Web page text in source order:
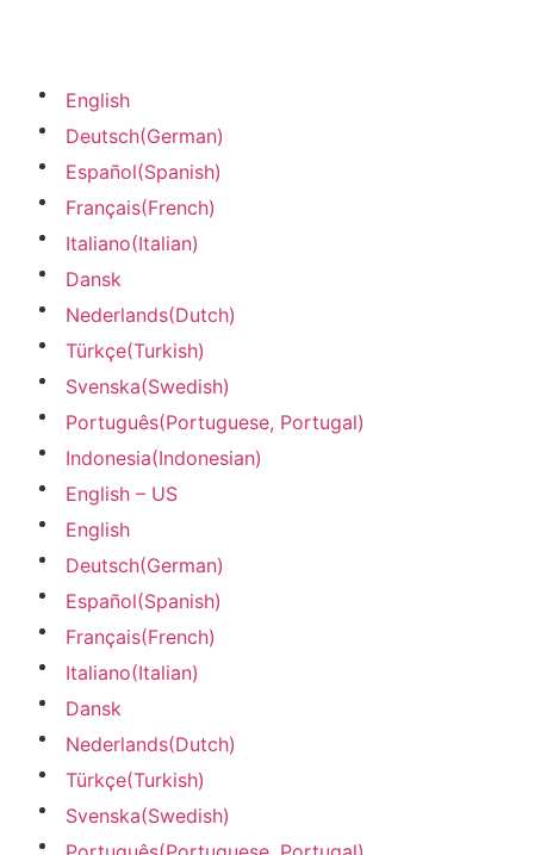
English
Deutsch(German)
Español(Spanish)
Français(French)
Italiano(Italian)
Dansk
Nederlands(Dutch)
Türkçe(Turkish)
Svenska(Swedish)
Português(Portuguese, Portugal)
Indonesia(Indonesian)
English – US
English
Deutsch(German)
Español(Spanish)
Français(French)
Italiano(Italian)
Dansk
Nederlands(Dutch)
Türkçe(Turkish)
Svenska(Swedish)